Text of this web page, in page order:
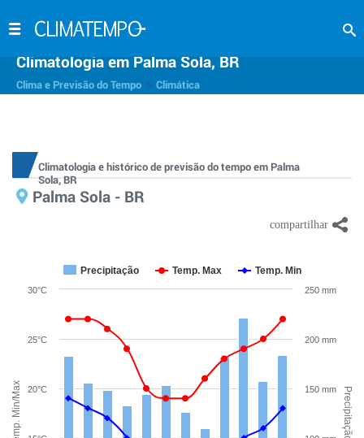
Climatologia em Palma Sola, BR
Clima e Previsão do Tempo Climática
Climatologia e histórico de previsão do tempo em Palma
Sola, BR
Palma Sola - BR
Temp. Min/Max Precipitação
Precipitação Temp. Max Temp. Min
20°C
25°C
30°C
150 mm
200 mm
250 mm